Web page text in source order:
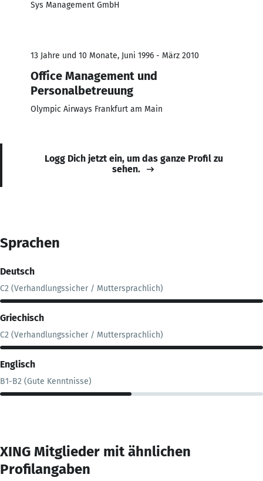
Sys Management GmbH
13 Jahre und 10 Monate, Juni 1996 - März 2010
Office Management und
Personalbetreuung
Olympic Airways Frankfurt am Main
Logg Dich jetzt ein, um das ganze Profil zu
sehen.
Sprachen
Deutsch
C2 (Verhandlungssicher / Muttersprachlich)
Griechisch
C2 (Verhandlungssicher / Muttersprachlich)
Englisch
B1-B2 (Gute Kenntnisse)
XING Mitglieder mit ähnlichen
Profilangaben